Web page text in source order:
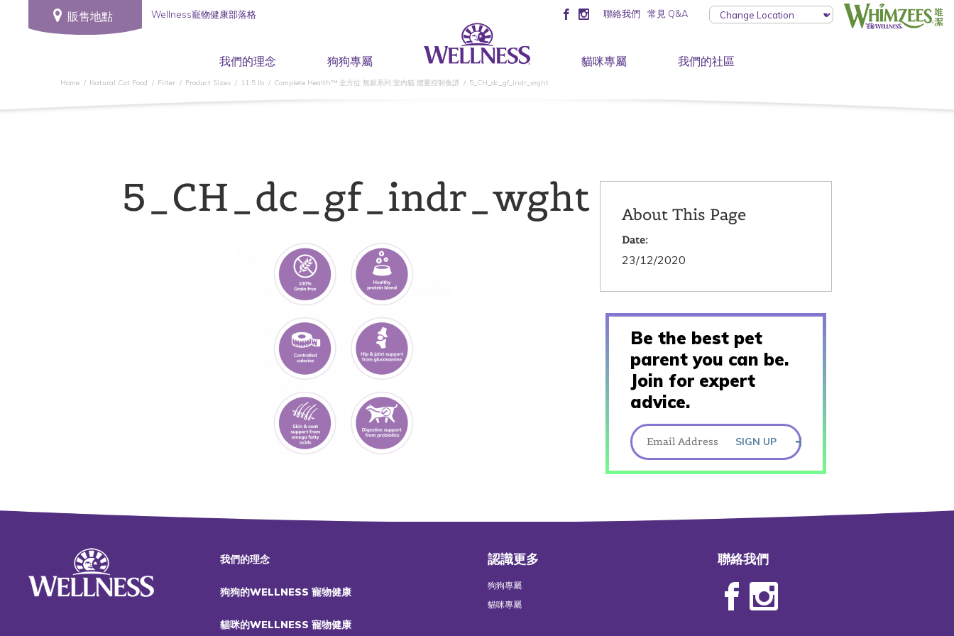
販售地點 Wellness寵物健康部落格 聯絡我們 常見 Q&A
我們的理念 狗狗專屬 貓咪專屬 我們的社區
Home Natural Cat Food Filter Product Sizes 11.5 lb Complete Health™ 全方位 無穀系列 室內貓 體重控制食譜 5_CH_dc_gf_indr_wght
5_CH_dc_gf_indr_wght About This Page
Date:
23/12/2020
Be the best pet
parent you can be.
Join for expert
advice.
SIGN UP
我們的理念
狗狗的WELLNESS 寵物健康
貓咪的WELLNESS 寵物健康
認識更多
狗狗專屬
貓咪專屬
聯絡我們